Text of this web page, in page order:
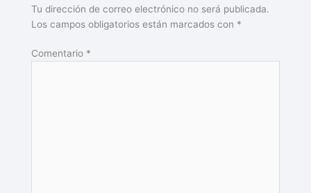
Tu dirección de correo electrónico no será publicada.
Los campos obligatorios están marcados con *
Comentario *